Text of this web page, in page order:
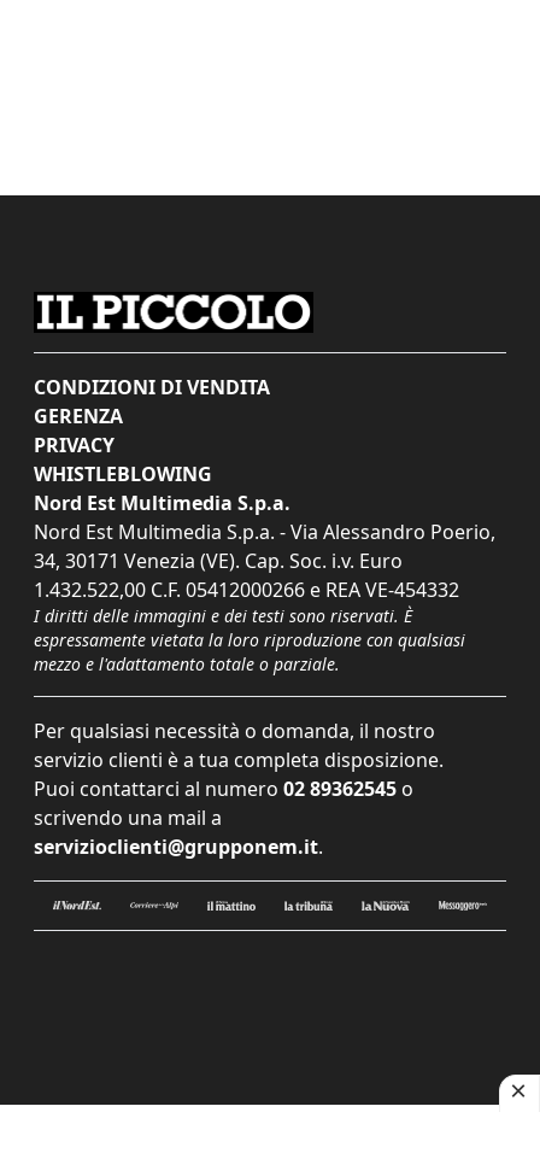
CONDIZIONI DI VENDITA
GERENZA
PRIVACY
WHISTLEBLOWING
Nord Est Multimedia S.p.a.
Nord Est Multimedia S.p.a. - Via Alessandro Poerio,
34, 30171 Venezia (VE). Cap. Soc. i.v. Euro
1.432.522,00 C.F. 05412000266 e REA VE-454332
I diritti delle immagini e dei testi sono riservati. È
espressamente vietata la loro riproduzione con qualsiasi
mezzo e l'adattamento totale o parziale.
Per qualsiasi necessità o domanda, il nostro
servizio clienti è a tua completa disposizione.
Puoi contattarci al numero 02 89362545 o
scrivendo una mail a
servizioclienti@grupponem.it.